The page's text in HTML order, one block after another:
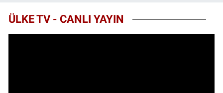
ÜLKE TV - CANLI YAYIN